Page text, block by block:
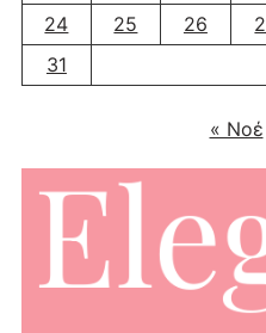
24
25 26
31
« Νοέ